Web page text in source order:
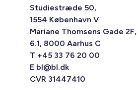
Studiestræde 50,
1554 København V
Mariane Thomsens Gade 2F,
6.1, 8000 Aarhus C
T +45 33 76 20 00
E bl@bl.dk
CVR 31447410